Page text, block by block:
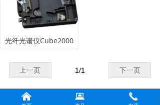
光纤光谱仪Cube2000
上一页 下一页
1/1
낀 뀵 끅